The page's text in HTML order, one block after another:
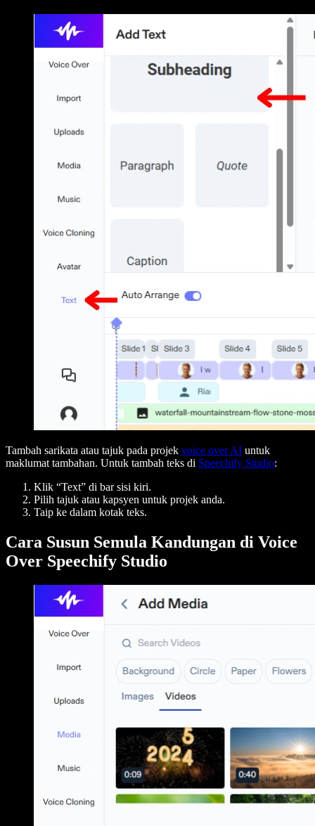
Tambah sarikata atau tajuk pada projek voice over AI untuk
maklumat tambahan. Untuk tambah teks di Speechify Studio:
Klik “Text” di bar sisi kiri.
Pilih tajuk atau kapsyen untuk projek anda.
Taip ke dalam kotak teks.
Cara Susun Semula Kandungan di Voice
Over Speechify Studio